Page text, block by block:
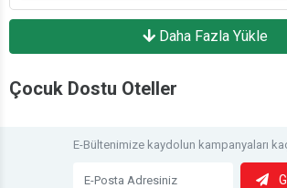
Daha Fazla Yükle
Çocuk Dostu Oteller
E-Bültenimize kaydolun kampanyaları